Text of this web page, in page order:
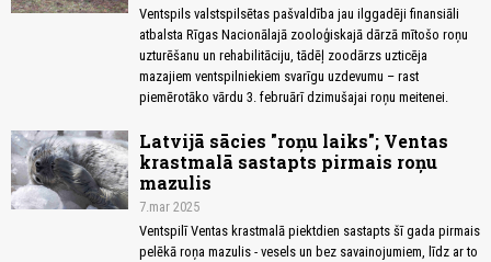
Ventspils valstspilsētas pašvaldība jau ilggadēji finansiāli
atbalsta Rīgas Nacionālajā zooloģiskajā dārzā mītošo roņu
uzturēšanu un rehabilitāciju, tādēļ zoodārzs uzticēja
mazajiem ventspilniekiem svarīgu uzdevumu – rast
piemērotāko vārdu 3. februārī dzimušajai roņu meitenei.
Latvijā sācies "roņu laiks"; Ventas
krastmalā sastapts pirmais roņu
mazulis
7.mar 2025
Ventspilī Ventas krastmalā piektdien sastapts šī gada pirmais
pelēkā roņa mazulis - vesels un bez savainojumiem, līdz ar to